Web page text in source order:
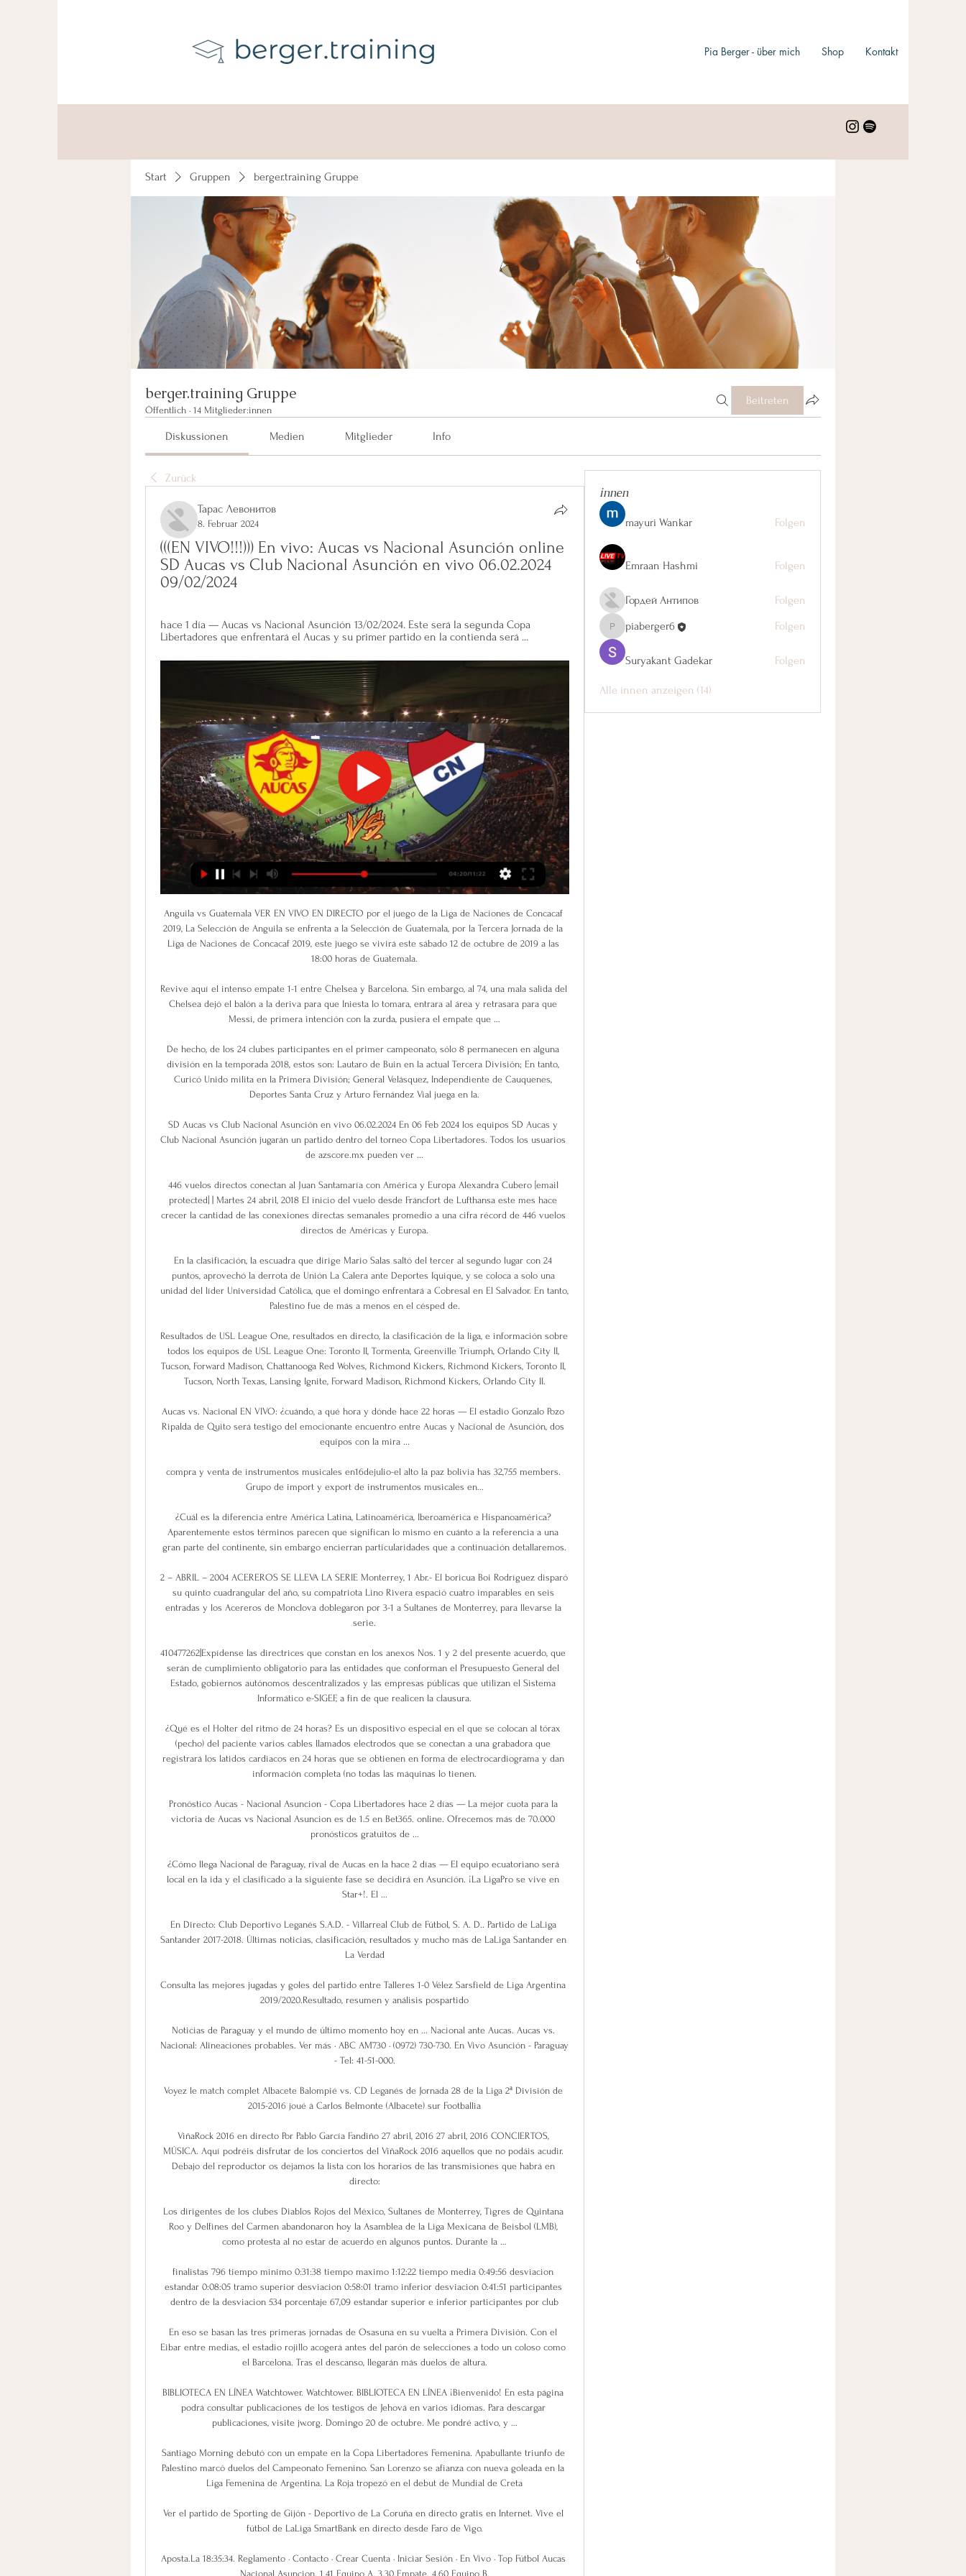
Pia Berger - über mich Shop Kontakt
Start Gruppen berger.training Gruppe
berger.training Gruppe
Öffentlich · 14 Mitglieder:innen
Beitreten
Diskussionen Medien Mitglieder Info
Zurück
Тарас Левонитов
8. Februar 2024
(((EN VIVO!!!))) En vivo: Aucas vs Nacional Asunción online
SD Aucas vs Club Nacional Asunción en vivo 06.02.2024
09/02/2024
hace 1 día — Aucas vs Nacional Asunción 13/02/2024. Este será la segunda Copa
Libertadores que enfrentará el Aucas y su primer partido en la contienda será ...
Anguila vs Guatemala VER EN VIVO EN DIRECTO por el juego de la Liga de Naciones de Concacaf 2019, La Selección de Anguila se enfrenta a la Selección de Guatemala, por la Tercera Jornada de la Liga de Naciones de Concacaf 2019, este juego se vivirá este sábado 12 de octubre de 2019 a las 18:00 horas de Guatemala.

Revive aquí el intenso empate 1-1 entre Chelsea y Barcelona. Sin embargo, al 74, una mala salida del Chelsea dejó el balón a la deriva para que Iniesta lo tomara, entrara al área y retrasara para que Messi, de primera intención con la zurda, pusiera el empate que …

De hecho, de los 24 clubes participantes en el primer campeonato, sólo 8 permanecen en alguna división en la temporada 2018, estos son: Lautaro de Buin en la actual Tercera División; En tanto, Curicó Unido milita en la Primera División; General Velásquez, Independiente de Cauquenes, Deportes Santa Cruz y Arturo Fernández Vial juega en la.

SD Aucas vs Club Nacional Asunción en vivo 06.02.2024 En 06 Feb 2024 los equipos SD Aucas y Club Nacional Asunción jugarán un partido dentro del torneo Copa Libertadores. Todos los usuarios de azscore.mx pueden ver ...

446 vuelos directos conectan al Juan Santamaría con América y Europa Alexandra Cubero [email protected] | Martes 24 abril, 2018 El inicio del vuelo desde Fráncfort de Lufthansa este mes hace crecer la cantidad de las conexiones directas semanales promedio a una cifra récord de 446 vuelos directos de Américas y Europa.

En la clasificación, la escuadra que dirige Mario Salas saltó del tercer al segundo lugar con 24 puntos, aprovechó la derrota de Unión La Calera ante Deportes Iquique, y se coloca a solo una unidad del líder Universidad Católica, que el domingo enfrentará a Cobresal en El Salvador. En tanto, Palestino fue de más a menos en el césped de.

Resultados de USL League One, resultados en directo, la clasificación de la liga, e información sobre todos los equipos de USL League One: Toronto II, Tormenta, Greenville Triumph, Orlando City II, Tucson, Forward Madison, Chattanooga Red Wolves, Richmond Kickers, Richmond Kickers, Toronto II, Tucson, North Texas, Lansing Ignite, Forward Madison, Richmond Kickers, Orlando City II.

Aucas vs. Nacional EN VIVO: ¿cuándo, a qué hora y dónde hace 22 horas — El estadio Gonzalo Pozo Ripalda de Quito será testigo del emocionante encuentro entre Aucas y Nacional de Asunción, dos equipos con la mira ...

compra y venta de instrumentos musicales en16dejulio-el alto la paz bolivia has 32,755 members. Grupo de import y export de instrumentos musicales en...

¿Cuál es la diferencia entre América Latina, Latinoamérica, Iberoamérica e Hispanoamérica? Aparentemente estos términos parecen que significan lo mismo en cuánto a la referencia a una gran parte del continente, sin embargo encierran particularidades que a continuación detallaremos.

2 – ABRIL – 2004 ACEREROS SE LLEVA LA SERIE Monterrey, 1 Abr.- El boricua Boi Rodríguez disparó su quinto cuadrangular del año, su compatriota Lino Rivera espació cuatro imparables en seis entradas y los Acereros de Monclova doblegaron por 3-1 a Sultanes de Monterrey, para llevarse la serie.

410477262|Expídense las directrices que constan en los anexos Nos. 1 y 2 del presente acuerdo, que serán de cumplimiento obligatorio para las entidades que conforman el Presupuesto General del Estado, gobiernos autónomos descentralizados y las empresas públicas que utilizan el Sistema Informático e-SIGEF, a fin de que realicen la clausura.

¿Qué es el Holter del ritmo de 24 horas? Es un dispositivo especial en el que se colocan al tórax (pecho) del paciente varios cables llamados electrodos que se conectan a una grabadora que registrará los latidos cardiacos en 24 horas que se obtienen en forma de electrocardiograma y dan información completa (no todas las máquinas lo tienen.

Pronóstico Aucas - Nacional Asuncion - Copa Libertadores hace 2 días — La mejor cuota para la victoria de Aucas vs Nacional Asuncion es de 1.5 en Bet365. online. Ofrecemos más de 70.000 pronósticos gratuitos de ...

¿Cómo llega Nacional de Paraguay, rival de Aucas en la hace 2 días — El equipo ecuatoriano será local en la ida y el clasificado a la siguiente fase se decidirá en Asunción. ¡La LigaPro se vive en Star+!. El ...

En Directo: Club Deportivo Leganés S.A.D. - Villarreal Club de Fútbol, S. A. D.. Partido de LaLiga Santander 2017-2018. Últimas noticias, clasificación, resultados y mucho más de LaLiga Santander en La Verdad

Consulta las mejores jugadas y goles del partido entre Talleres 1-0 Vélez Sarsfield de Liga Argentina 2019/2020.Resultado, resumen y análisis pospartido

Noticias de Paraguay y el mundo de último momento hoy en ... Nacional ante Aucas. Aucas vs. Nacional: Alineaciones probables. Ver más · ABC AM730 · (0972) 730-730. En Vivo Asunción - Paraguay - Tel: 41-51-000.

Voyez le match complet Albacete Balompié vs. CD Leganés de Jornada 28 de la Liga 2ª División de 2015-2016 joué à Carlos Belmonte (Albacete) sur Footballia

ViñaRock 2016 en directo Por Pablo García Fandiño 27 abril, 2016 27 abril, 2016 CONCIERTOS, MÚSICA. Aquí podréis disfrutar de los conciertos del ViñaRock 2016 aquellos que no podáis acudir. Debajo del reproductor os dejamos la lista con los horarios de las transmisiones que habrá en directo:

Los dirigentes de los clubes Diablos Rojos del México, Sultanes de Monterrey, Tigres de Quintana Roo y Delfines del Carmen abandonaron hoy la Asamblea de la Liga Mexicana de Beisbol (LMB), como protesta al no estar de acuerdo en algunos puntos. Durante la …

finalistas 796 tiempo minimo 0:31:38 tiempo maximo 1:12:22 tiempo media 0:49:56 desviacion estandar 0:08:05 tramo superior desviacion 0:58:01 tramo inferior desviacion 0:41:51 participantes dentro de la desviacion 534 porcentaje 67,09 estandar superior e inferior participantes por club

En eso se basan las tres primeras jornadas de Osasuna en su vuelta a Primera División. Con el Eibar entre medias, el estadio rojillo acogerá antes del parón de selecciones a todo un coloso como el Barcelona. Tras el descanso, llegarán más duelos de altura.

BIBLIOTECA EN LÍNEA Watchtower. Watchtower. BIBLIOTECA EN LÍNEA ¡Bienvenido! En esta página podrá consultar publicaciones de los testigos de Jehová en varios idiomas. Para descargar publicaciones, visite jw.org. Domingo 20 de octubre. Me pondré activo, y …

Santiago Morning debutó con un empate en la Copa Libertadores Femenina. Apabullante triunfo de Palestino marcó duelos del Campeonato Femenino. San Lorenzo se afianza con nueva goleada en la Liga Femenina de Argentina. La Roja tropezó en el debut de Mundial de Creta

Ver el partido de Sporting de Gijón - Deportivo de La Coruña en directo gratis en Internet. Vive el fútbol de LaLiga SmartBank en directo desde Faro de Vigo.

Aposta.La 18:35:34. Reglamento · Contacto · Crear Cuenta · Iniciar Sesión · En Vivo · Top Fútbol Aucas Nacional Asuncion. 1.41 Equipo A. 3.30 Empate. 4.60 Equipo B.

Aucas vs. Nacional (P) por la Copa Libertadores: la previa Nacional (Paraguay) en vivo, por TV y online? Aucas vs. Nacional (Paraguay) se medirán por el partido de ida de la Fase 1 de la Copa Libertadores 2024. El cruce ...

Athletic y Alavés se han enfrentado en 61 partidos de competición oficial (27 de Primera, 18 de Copa y 16 de Campeonato Regional), con 42 victorias y 164 goles del Athletic, nueve victorias y 66 goles del Alavés, más diez empates. Total: 230 goles. El Athletic es el equipo que más victorias (42

Aucas vs Nacional Asunción EN DIRECTO 9. 2. 2024 | Fútbol Sigue el Aucas vs Nacional Asunción 9. 2. 2024 en directo - livescore, historial de enfrentamientos (H2H), últimos resultados y más información en ...

Noticias deportivas de Paraguay - Todo el deporte hoy en Así luce el estadio del Aucas a horas del debut de Nacional en la Copa Libertadores Aucas vs. Nacional: Hora y dónde ver hoy en vivo por TV. Ver más. Cargando ...

Quatro TV – Televisión Digital Río Cuarto. En Vivo; Locales. Los municipales tienen nueva escala salarial. Epec pidió un nuevo aumento de tarifas. El gobierno confirmó un bono para trabajadores privados “Hay un acuerdo muy amplio para que salga la media sanción.

Multitudinarias marchas pacíficas se llevaron a cabo en distintos puntos de la región de Valparaíso, convocadas por funcionarios de la salud.

Limón y Cartaginés entraron en una disputa intensa y frontal, pero no precisamente dentro de la cancha, sino que fuera de ella por temas legales y de reglamento. Andy Herron, gerente caribeño, dirigió su artillería contra los brumosos, al señalar que los blanquiazules juegan con la personería

Ciudad de México a 3 de septiembre (diablos.com.mx).. Diablos Rojos del México pega primero a los Tigres de Quintana Roo. 4 septiembre, 2019 suenalapalabra Deja un comentario. Ciudad de México a 3 de septiembre (diablos.com.mx).

LA JUNGLA RADIO FM REGIÓN DE MURCIA - ALMERÍA Informe semanal La Jungla regional, viernes edición del programa en diferido a las 17 horas.. ESCÚCHALO EN DIRECTO. TODOS LOS PODCAST. Torosnoticiasmurcia. CESAR VIDAL. SERVIR Y PROTEGER. Pincha en la foto. Buscar este blog. ENCUENTRO DE POESÍA Y TEATRO CIUDAD DE MURCIA.

ico de Madrid Betis Eibar F.C. Barcelona Getafe Huesca Leganés Levante Rayo Vallecano Real Madrid Espanyol Real Sociedad Sevilla Girona FC Valencia Real Valladolid Villarreal. — Albacete Balompié.

Solicita tu Crédito Automotriz aquí, Con Crediautos puedes elegir entre Crédito Convencional o Crédito Inteligente, En dos pasos obtén tu crédito para financia tu auto nuevo o auto usado, conoce las ventajas y requisitos para financiar con nosotros.

Sigue por aquí el duelo entre la selección de Estados Unidos y el seleccionado de Panamá en la fase de grupos de la copa oro este miércoles 26 de junio 2019. Aquí podrás tener acceso a los mejores links de calidad online para ver el partido de Estados Unidos vs Panamá en vivo y directo 100% gratis y en HD.

Guaraní levantó un 0-1 adverso y terminó triunfando por 2-1 ante Santaní para tomar el último pase a las
innen
mayuri Wankar Folgen
Emraan Hashmi Folgen
Гордей Антипов Folgen
piaberger6
piaberger6 Folgen
Suryakant Gadekar Folgen
Alle innen anzeigen (14)